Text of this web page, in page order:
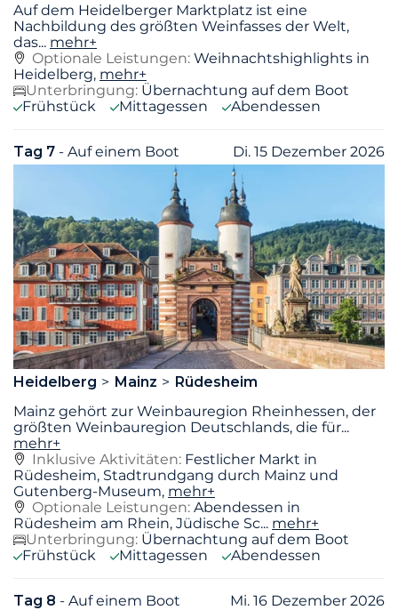
Auf dem Heidelberger Marktplatz ist eine
Nachbildung des größten Weinfasses der Welt,
das... mehr+
Optionale Leistungen: Weihnachtshighlights in
Heidelberg, mehr+
Unterbringung: Übernachtung auf dem Boot
Frühstück
Mittagessen Abendessen
Tag 7 - Auf einem Boot Di. 15 Dezember 2026
Heidelberg Mainz
Rüdesheim
Mainz gehört zur Weinbauregion Rheinhessen, der
größten Weinbauregion Deutschlands, die für...
mehr+
Inklusive Aktivitäten: Festlicher Markt in
Rüdesheim, Stadtrundgang durch Mainz und
Gutenberg-Museum, mehr+
Optionale Leistungen: Abendessen in
Rüdesheim am Rhein, Jüdische Sc... mehr+
Unterbringung: Übernachtung auf dem Boot
Frühstück
Mittagessen Abendessen
Tag 8 - Auf einem Boot Mi. 16 Dezember 2026